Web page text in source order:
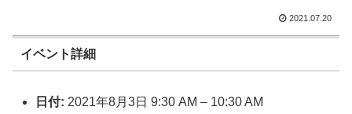
2021.07.20
イベント詳細
日付: 2021年8月3日 9:30 AM – 10:30 AM